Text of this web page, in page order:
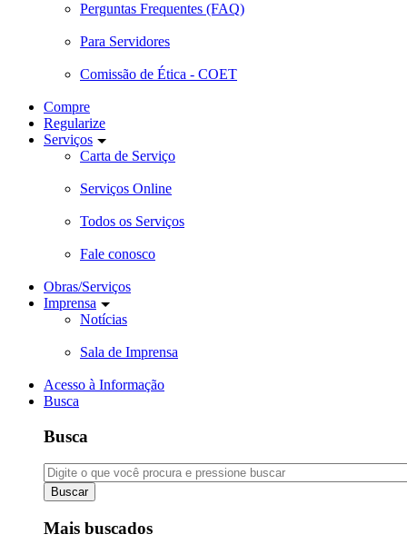
Perguntas Frequentes (FAQ)
Para Servidores
Comissão de Ética - COET
Compre
Regularize
Serviços
Carta de Serviço
Serviços Online
Todos os Serviços
Fale conosco
Obras/Serviços
Imprensa
Notícias
Sala de Imprensa
Acesso à Informação
Busca
Busca
Buscar
Mais buscados